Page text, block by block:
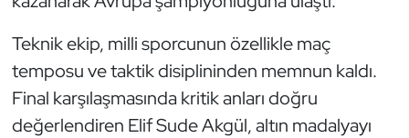
Teknik ekip, milli sporcunun özellikle maç
temposu ve taktik disiplininden memnun kaldı.
Final karşılaşmasında kritik anları doğru
değerlendiren Elif Sude Akgül, altın madalyayı
İşitme Engelli Sporcular
Judo ve Kuraş
Kano ve Rafting